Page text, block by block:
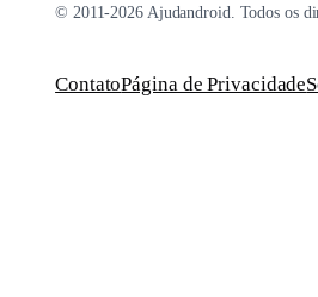
© 2011-2026 Ajudandroid. Todos os
ContatoPágina de Privacidade